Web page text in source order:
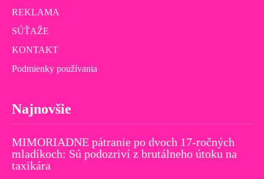
REKLAMA
SÚŤAŽE
KONTAKT
Podmienky používania
Najnovšie
MIMORIADNE pátranie po dvoch 17-ročných
mladíkoch: Sú podozriví z brutálneho útoku na
taxikára